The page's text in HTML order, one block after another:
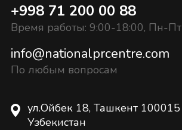
+998 71 200 00 88
Время работы: 9:00-18:00, Пн-Пт
info@nationalprcentre.com
По любым вопросам
ул.Ойбек 18, Ташкент 100015
Узбекистан